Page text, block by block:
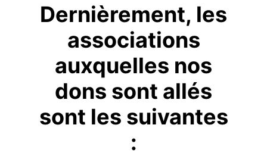
Dernièrement, les
associations
auxquelles nos
dons sont allés
sont les suivantes
: